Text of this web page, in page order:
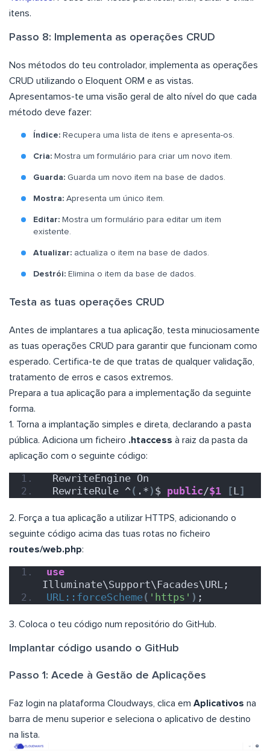
itens.
Passo 8: Implementa as operações CRUD
Nos métodos do teu controlador, implementa as operações
CRUD utilizando o Eloquent ORM e as vistas.
Apresentamos-te uma visão geral de alto nível do que cada
método deve fazer:
Índice: Recupera uma lista de itens e apresenta-os.
Cria: Mostra um formulário para criar um novo item.
Guarda: Guarda um novo item na base de dados.
Mostra: Apresenta um único item.
Editar: Mostra um formulário para editar um item
existente.
Atualizar: actualiza o item na base de dados.
Destrói: Elimina o item da base de dados.
Testa as tuas operações CRUD
Antes de implantares a tua aplicação, testa minuciosamente
as tuas operações CRUD para garantir que funcionam como
esperado. Certifica-te de que tratas de qualquer validação,
tratamento de erros e casos extremos.
Prepara a tua aplicação para a implementação da seguinte
forma.
1. Torna a implantação simples e direta, declarando a pasta
pública. Adiciona um ficheiro .htaccess à raiz da pasta da
aplicação com o seguinte código:
RewriteEngine On
RewriteRule ^( .* ) $ public/$1 [L ]
2. Força a tua aplicação a utilizar HTTPS, adicionando o
seguinte código acima das tuas rotas no ficheiro
routes/web.php:
use
Illuminate\Support\Facades\URL;
URL::forceScheme( 'https' ) ;
3. Coloca o teu código num repositório do GitHub.
Implantar código usando o GitHub
Passo 1: Acede à Gestão de Aplicações
Faz login na plataforma Cloudways, clica em Aplicativos na
barra de menu superior e seleciona o aplicativo de destino
na lista.